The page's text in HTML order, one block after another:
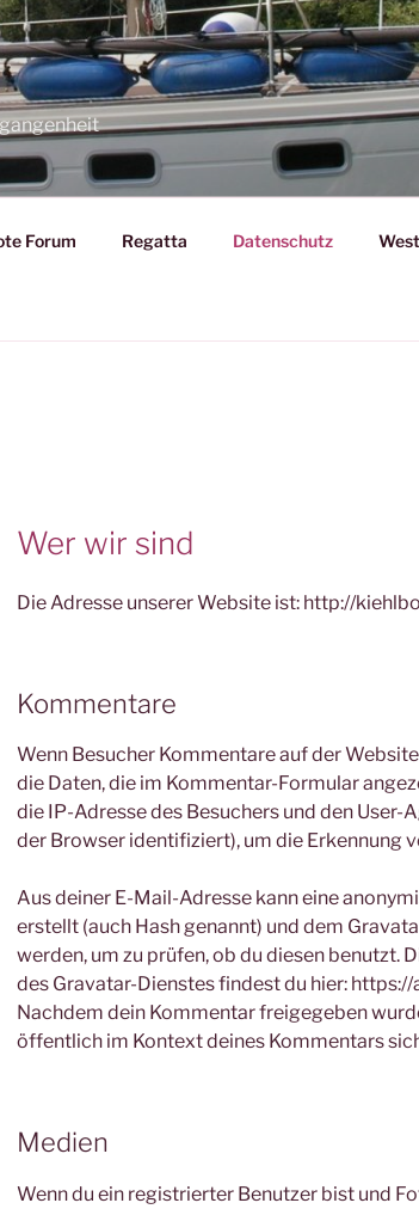
Forum Regatta Datenschutz
Wer wir sind
Die Adresse unserer Website ist: http://
Kommentare
Wenn Besucher Kommentare auf der
die Daten, die im Kommentar-Formular
die IP-Adresse des Besuchers und den
der Browser identifiziert), um die Erkennung
Aus deiner E-Mail-Adresse kann eine
erstellt (auch Hash genannt) und dem
werden, um zu prüfen, ob du diesen benutzt.
des Gravatar-Dienstes findest du hier:
Nachdem dein Kommentar freigegeben
öffentlich im Kontext deines Kommentars
Medien
Wenn du ein registrierter Benutzer bist und